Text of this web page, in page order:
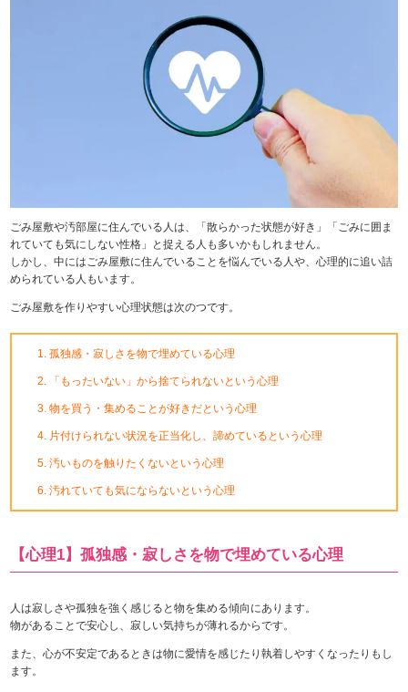
ごみ屋敷や汚部屋に住んでいる人は、「散らかった状態が好き」「ごみに囲ま
れていても気にしない性格」と捉える人も多いかもしれません。
しかし、中にはごみ屋敷に住んでいることを悩んでいる人や、心理的に追い詰
められている人もいます。
ごみ屋敷を作りやすい心理状態は次のつです。
孤独感・寂しさを物で埋めている心理
「もったいない」から捨てられないという心理
物を買う・集めることが好きだという心理
片付けられない状況を正当化し、諦めているという心理
汚いものを触りたくないという心理
汚れていても気にならないという心理
【心理1】孤独感・寂しさを物で埋めている心理
人は寂しさや孤独を強く感じると物を集める傾向にあります。
物があることで安心し、寂しい気持ちが薄れるからです。
また、心が不安定であるときは物に愛情を感じたり執着しやすくなったりもし
ます。